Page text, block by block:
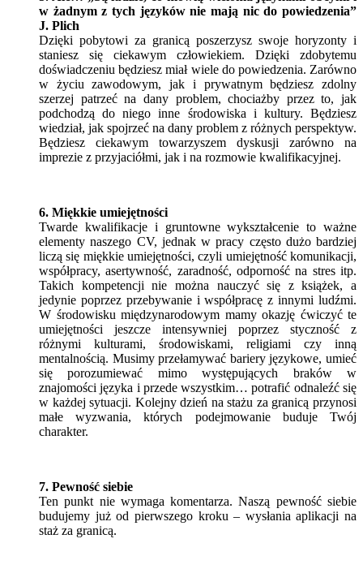
w żadnym z tych języków nie mają nic do powiedzenia”
J. Plich
Dzięki pobytowi za granicą poszerzysz swoje horyzonty i
staniesz się ciekawym człowiekiem. Dzięki zdobytemu
doświadczeniu będziesz miał wiele do powiedzenia. Zarówno
w życiu zawodowym, jak i prywatnym będziesz zdolny
szerzej patrzeć na dany problem, chociażby przez to, jak
podchodzą do niego inne środowiska i kultury. Będziesz
wiedział, jak spojrzeć na dany problem z różnych perspektyw.
Będziesz ciekawym towarzyszem dyskusji zarówno na
imprezie z przyjaciółmi, jak i na rozmowie kwalifikacyjnej.
6. Miękkie umiejętności
Twarde kwalifikacje i gruntowne wykształcenie to ważne
elementy naszego CV, jednak w pracy często dużo bardziej
liczą się miękkie umiejętności, czyli umiejętność komunikacji,
współpracy, asertywność, zaradność, odporność na stres itp.
Takich kompetencji nie można nauczyć się z książek, a
jedynie poprzez przebywanie i współpracę z innymi ludźmi.
W środowisku międzynarodowym mamy okazję ćwiczyć te
umiejętności jeszcze intensywniej poprzez styczność z
różnymi kulturami, środowiskami, religiami czy inną
mentalnością. Musimy przełamywać bariery językowe, umieć
się porozumiewać mimo występujących braków w
znajomości języka i przede wszystkim… potrafić odnaleźć się
w każdej sytuacji. Kolejny dzień na stażu za granicą przynosi
małe wyzwania, których podejmowanie buduje Twój
charakter.
7. Pewność siebie
Ten punkt nie wymaga komentarza. Naszą pewność siebie
budujemy już od pierwszego kroku – wysłania aplikacji na
staż za granicą.